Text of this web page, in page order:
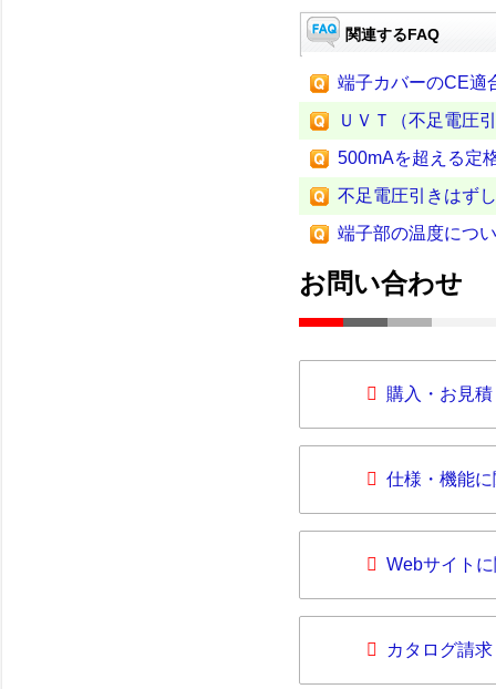
関連するFAQ
端子カバーのCE適
ＵＶＴ（不足電圧
500mAを超える定
不足電圧引きはず
端子部の温度につ
お問い合わせ
購入・お見
仕様・機能
Webサイト
カタログ請求